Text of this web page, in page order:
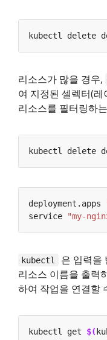
리소스가 많을 경우,
여 지정된 셀렉터(
리소스를 필터링하
kubectl delete
deployment.apps
service
"my-
kubectl
은 입력을
리소스 이름을 출력
하여 작업을 연결할
kubectl get $(